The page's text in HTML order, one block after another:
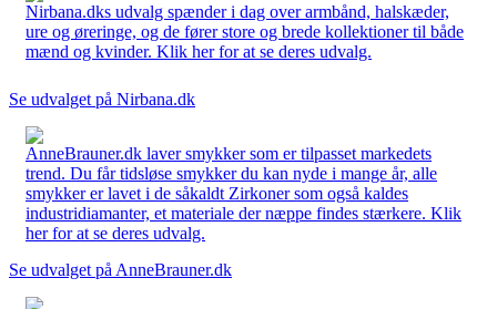
Nirbana.dks udvalg spænder i dag over armbånd, halskæder,
ure og øreringe, og de fører store og brede kollektioner til både
mænd og kvinder. Klik her for at se deres udvalg.
Se udvalget på Nirbana.dk
AnneBrauner.dk laver smykker som er tilpasset markedets
trend. Du får tidsløse smykker du kan nyde i mange år, alle
smykker er lavet i de såkaldt Zirkoner som også kaldes
industridiamanter, et materiale der næppe findes stærkere. Klik
her for at se deres udvalg.
Se udvalget på AnneBrauner.dk